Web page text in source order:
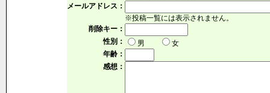
メールアドレス：
※投稿一覧には表示されません。
削除キー：
性別：
男
女
年齢：
感想：